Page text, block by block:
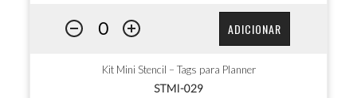
ADICIONAR
Kit Mini Stencil – Tags para Planner
STMI-029